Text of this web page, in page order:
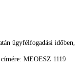
ügyfélfogadási időben,
MEOESZ 1119